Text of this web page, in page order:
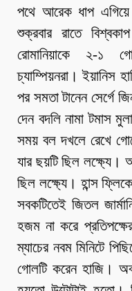
পথে আরেক ধাপ এগিয়ে
শুক্রবার রাতে
রোমানিয়াকে ২-১
চ্যাম্পিয়নরা। ইয়ানিস
পর সমতা টানেন সের্গে
দেন বদলি নামা টমাস
সময় বল দখলে রেখে
যার ছয়টি ছিল লক্ষ্যে।
ছিল লক্ষ্যে। হান্স
সবকটিতেই জিতল
হজম না করে
ম্যাচের নবম মিনিটে
গোলটি করেন হাজি।